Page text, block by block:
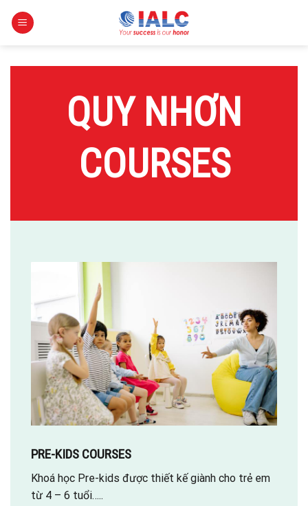
QUY NHƠN
COURSES
PRE-KIDS COURSES
Khoá học Pre-kids được thiết kế giành cho trẻ em
từ 4 – 6 tuổi…..